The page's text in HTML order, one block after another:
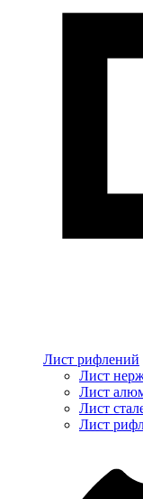
Лист рифлений
Лист
Лист
Лист
Лист